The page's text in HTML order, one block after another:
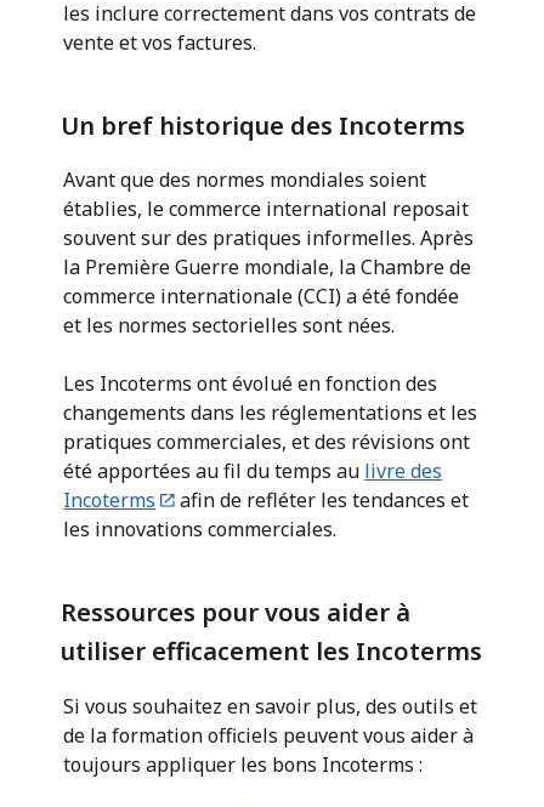
les inclure correctement dans vos contrats de
vente et vos factures.
Un bref historique des Incoterms
Avant que des normes mondiales soient
établies, le commerce international reposait
souvent sur des pratiques informelles. Après
la Première Guerre mondiale, la Chambre de
commerce internationale (CCI) a été fondée
et les normes sectorielles sont nées.
Les Incoterms ont évolué en fonction des
changements dans les réglementations et les
pratiques commerciales, et des révisions ont
été apportées au fil du temps au livre des
Incoterms
afin de refléter les tendances et
les innovations commerciales.
Ressources pour vous aider à
utiliser efficacement les Incoterms
Si vous souhaitez en savoir plus, des outils et
de la formation officiels peuvent vous aider à
toujours appliquer les bons Incoterms :